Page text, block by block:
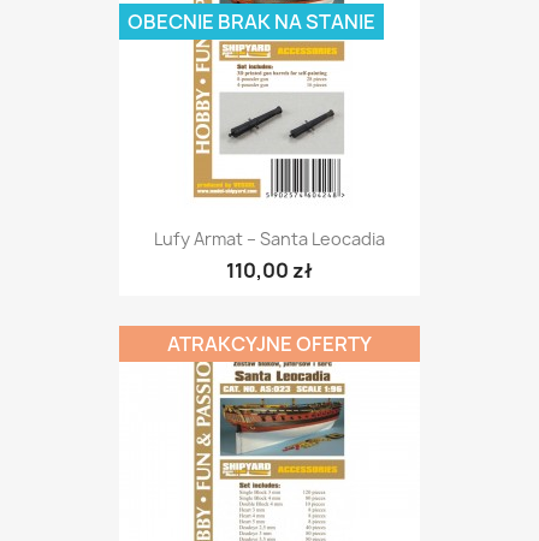
Lufy Armat – Santa Leocadia
110,00 zł
OBECNIE BRAK NA STANIE
ATRAKCYJNE OFERTY